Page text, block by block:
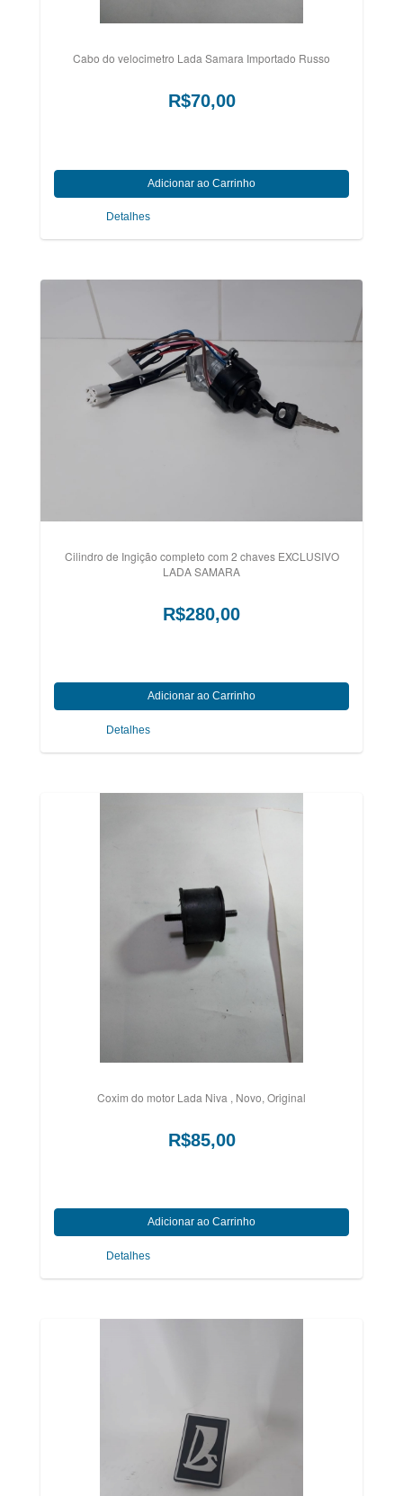
Cabo do velocimetro Lada Samara Importado Russo
R$70,00
Detalhes
Cilindro de Ingição completo com 2 chaves EXCLUSIVO
LADA SAMARA
R$280,00
Detalhes
Coxim do motor Lada Niva , Novo, Original
R$85,00
Detalhes